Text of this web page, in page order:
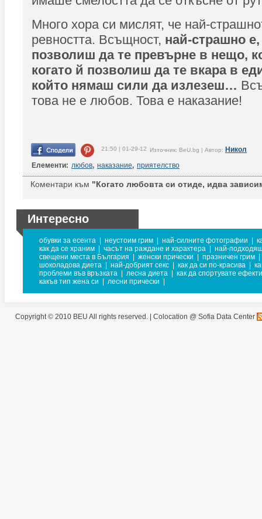
Много хора си мислят, че най-
ревността. Всъщност, най-страшно е,
позволиш да те превърне в нещо,
когато й позволиш да те вкара в
който нямаш сили да излезеш…
това не е любов. Това е наказание!
21:50 | 01-29-12 Източник: BeU.bg | Автор: Никол
Елементи: любов, наказание, приятелство
Коментари към "Когато любовта си отиде, идва
Интересно
обувки за есента неустоим грим най-силните фотографии
как да се храним
часът на раждане и характера
най-
свещени места в България
женски прически празничен грим
шоколадова диета
най-добрият секс как да си по-красива
проблеми във връзката
лесна диета
как да спортувате
какъв тип жена си
лесни прически
Copyright © 2010 BEU All rights reserved. | Colocation @ Sofia Data Center